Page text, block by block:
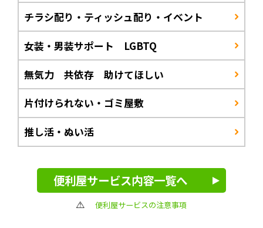
チラシ配り・ティッシュ配り・イベント
女装・男装サポート LGBTQ
無気力 共依存 助けてほしい
片付けられない・ゴミ屋敷
推し活・ぬい活
便利屋サービス内容一覧へ
便利屋サービスの注意事項